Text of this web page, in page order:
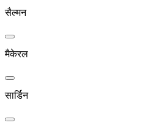
सैल्मन
मैकेरल
सार्डिन